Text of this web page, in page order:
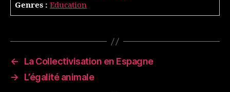
Genres : Education
←
La Collectivisation en Espagne
→
L’égalité animale